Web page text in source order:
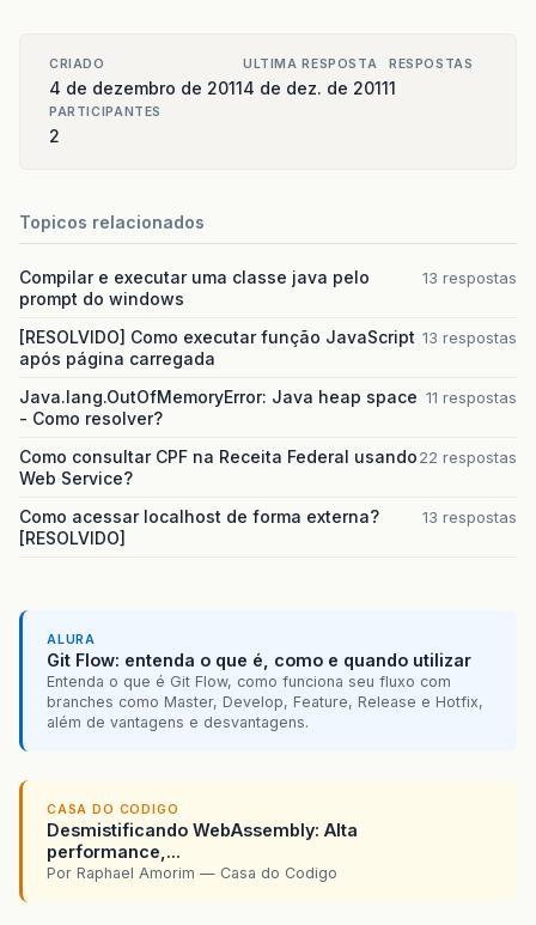
<script>alert("Logado"); gotoPage ("/
<
< td colspan='2' class = rodape ><center
</tr >
</ table>
CRIADO
4 de dezembro de 2011
ULTIMA RESPOSTA
4 de dez. de 2011
RESPOSTAS
1
PARTICIPANTES
2
Topicos relacionados
Compilar e executar uma classe java pelo
prompt do windows
13 respostas
[RESOLVIDO] Como executar função JavaScript
após página carregada
13 respostas
Java.lang.OutOfMemoryError: Java heap space
- Como resolver?
11 respostas
Como consultar CPF na Receita Federal usando
Web Service?
22 respostas
Como acessar localhost de forma externa?
[RESOLVIDO]
13 respostas
ALURA
Git Flow: entenda o que é, como e quando utilizar
Entenda o que é Git Flow, como funciona seu fluxo com
branches como Master, Develop, Feature, Release e Hotfix,
além de vantagens e desvantagens.
CASA DO CODIGO
Desmistificando WebAssembly: Alta
performance,...
Por Raphael Amorim — Casa do Codigo